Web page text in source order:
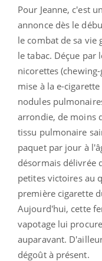
Pour Jeanne, c'est
annonce dès le
le combat de sa vie
le tabac. Déçue par
nicorettes (
mise à la e-
nodules pulmonaire
arrondie, de moins
tissu pulmonaire
paquet par jour à
désormais délivrée
petites victoires au
première cigarette
Aujourd'hui, cette
vapotage lui
auparavant.
dégoût à présent.